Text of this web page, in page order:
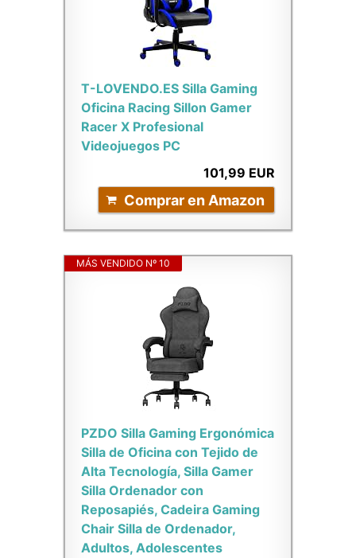
T-LOVENDO.ES Silla Gaming
Oficina Racing Sillon Gamer
Racer X Profesional
Videojuegos PC
101,99 EUR
Comprar en Amazon
MÁS VENDIDO Nº 10
PZDO Silla Gaming Ergonómica
Silla de Oficina con Tejido de
Alta Tecnología, Silla Gamer
Silla Ordenador con
Reposapiés, Cadeira Gaming
Chair Silla de Ordenador,
Adultos, Adolescentes